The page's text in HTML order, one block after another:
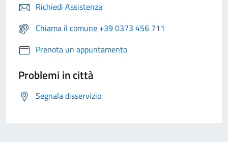
Richiedi Assistenza
Chiama il comune +39 0373 456 711
Prenota un appuntamento
Problemi in città
Segnala disservizio